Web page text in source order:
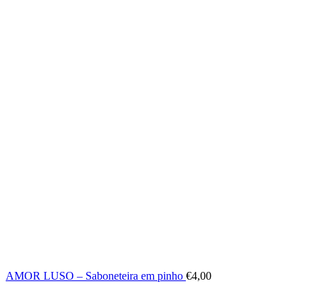
AMOR LUSO – Saboneteira em pinho €4,00